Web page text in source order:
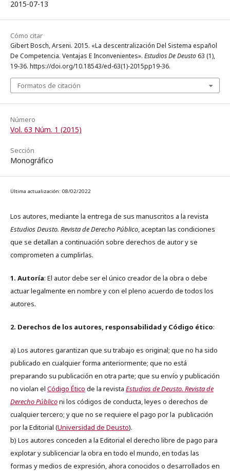
2015-07-13
Cómo citar
Gibert Bosch, Arseni. 2015. «La descentralización Del Sistema español
De Competencia. Ventajas E Inconvenientes». Estudios De Deusto 63 (1),
19-36. https://doi.org/10.18543/ed-63(1)-2015pp19-36.
Formatos de citación
Número
Vol. 63 Núm. 1 (2015)
Sección
Monográfico
Última actualización: 08/02/2022
Los autores, mediante la entrega de sus manuscritos a la revista
Estudios Deusto. Revista de Derecho Público, aceptan las condiciones
que se detallan a continuación sobre derechos de autor y se
comprometen a cumplirlas.
1. Autoría: El autor debe ser el único creador de la obra o debe
actuar legalmente en nombre y con el pleno acuerdo de todos los
autores.
2. Derechos de los autores, responsabilidad y Código ético:
a) Los autores garantizan que su trabajo es original; que no ha sido
publicado en cualquier forma anteriormente; que no está
preparando su publicación en otra parte; que su envío y publicación
no violan el Código Ético de la revista Estudios de Deusto. Revista de
Derecho Públiconi los códigos de conducta, leyes o derechos de
cualquier tercero; y que no se requiere el pago por la publicación
por la Editorial (Universidad de Deusto).
b) Los autores conceden a la Editorial el derecho libre de pago para
explotar y sublicenciar la obra en todo el mundo, en todas las
formas y medios de expresión, ahora conocidos o desarrollados en